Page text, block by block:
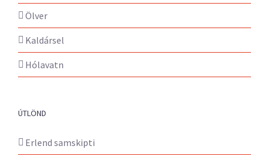
Ölver
Kaldársel
Hólavatn
ÚTLÖND
Erlend samskipti